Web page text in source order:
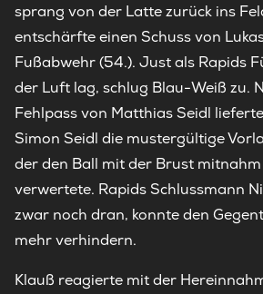
sprang von der Latte zurück ins
entschärfte einen Schuss von
Fußabwehr (54.). Just als Rapids
der Luft lag, schlug Blau-Weiß zu.
Fehlpass von Matthias Seidl
Simon Seidl die mustergültige
der den Ball mit der Brust
verwertete. Rapids Schlussmann
zwar noch dran, konnte den
mehr verhindern.
Klauß reagierte mit der